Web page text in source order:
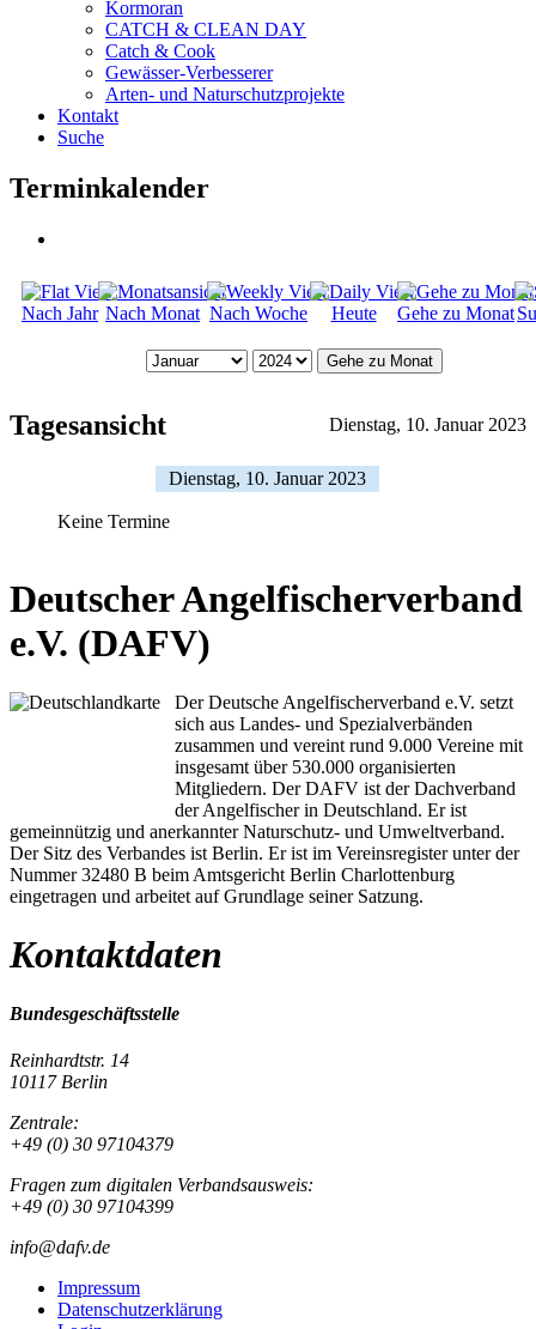
Kormoran
CATCH & CLEAN DAY
Catch & Cook
Gewässer-Verbesserer
Arten- und Naturschutzprojekte
Kontakt
Suche
Terminkalender
Nach Jahr Nach Monat Nach Woche Heute Gehe zu Monat
Gehe zu Monat
Tagesansicht Dienstag, 10. Januar 2023
Dienstag, 10. Januar 2023
Keine Termine
Deutscher Angelfischerverband
e.V. (DAFV)
Der Deutsche Angelfischerverband e.V. setzt
sich aus Landes- und Spezialverbänden
zusammen und vereint rund 9.000 Vereine mit
insgesamt über 530.000 organisierten
Mitgliedern. Der DAFV ist der Dachverband
der Angelfischer in Deutschland. Er ist
gemeinnützig und anerkannter Naturschutz- und Umweltverband.
Der Sitz des Verbandes ist Berlin. Er ist im Vereinsregister unter der
Nummer 32480 B beim Amtsgericht Berlin Charlottenburg
eingetragen und arbeitet auf Grundlage seiner Satzung.
Kontaktdaten
Bundesgeschäftsstelle
Reinhardtstr. 14
10117 Berlin
Zentrale:
+49 (0) 30 97104379
Fragen zum digitalen Verbandsausweis:
+49 (0) 30 97104399
info@dafv.de
Impressum
Datenschutzerklärung